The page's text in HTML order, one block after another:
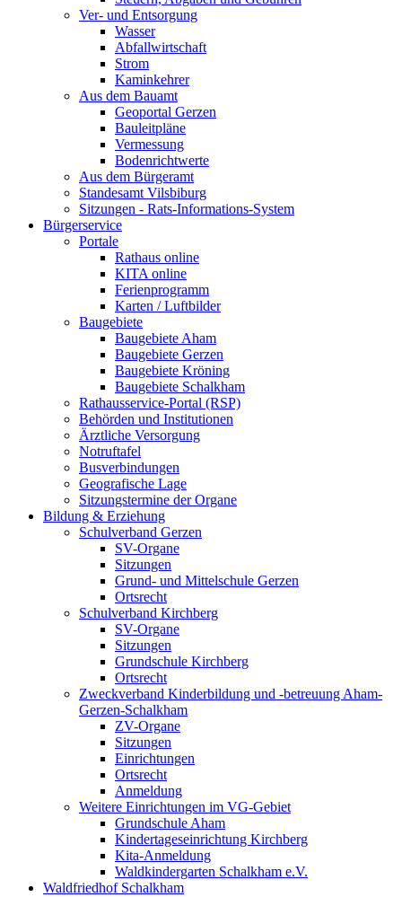
Ver- und Entsorgung
Wasser
Abfallwirtschaft
Strom
Kaminkehrer
Aus dem Bauamt
Geoportal Gerzen
Bauleitpläne
Vermessung
Bodenrichtwerte
Aus dem Bürgeramt
Standesamt Vilsbiburg
Sitzungen - Rats-Informations-System
Bürgerservice
Portale
Rathaus online
KITA online
Ferienprogramm
Karten / Luftbilder
Baugebiete
Baugebiete Aham
Baugebiete Gerzen
Baugebiete Kröning
Baugebiete Schalkham
Rathausservice-Portal (RSP)
Behörden und Institutionen
Ärztliche Versorgung
Notruftafel
Busverbindungen
Geografische Lage
Sitzungstermine der Organe
Bildung & Erziehung
Schulverband Gerzen
SV-Organe
Sitzungen
Grund- und Mittelschule Gerzen
Ortsrecht
Schulverband Kirchberg
SV-Organe
Sitzungen
Grundschule Kirchberg
Ortsrecht
Zweckverband Kinderbildung und -betreuung Aham-
Gerzen-Schalkham
ZV-Organe
Sitzungen
Einrichtungen
Ortsrecht
Anmeldung
Weitere Einrichtungen im VG-Gebiet
Grundschule Aham
Kindertageseinrichtung Kirchberg
Kita-Anmeldung
Waldkindergarten Schalkham e.V.
Waldfriedhof Schalkham